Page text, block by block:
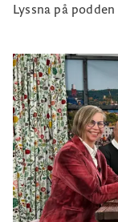
Lyssna på